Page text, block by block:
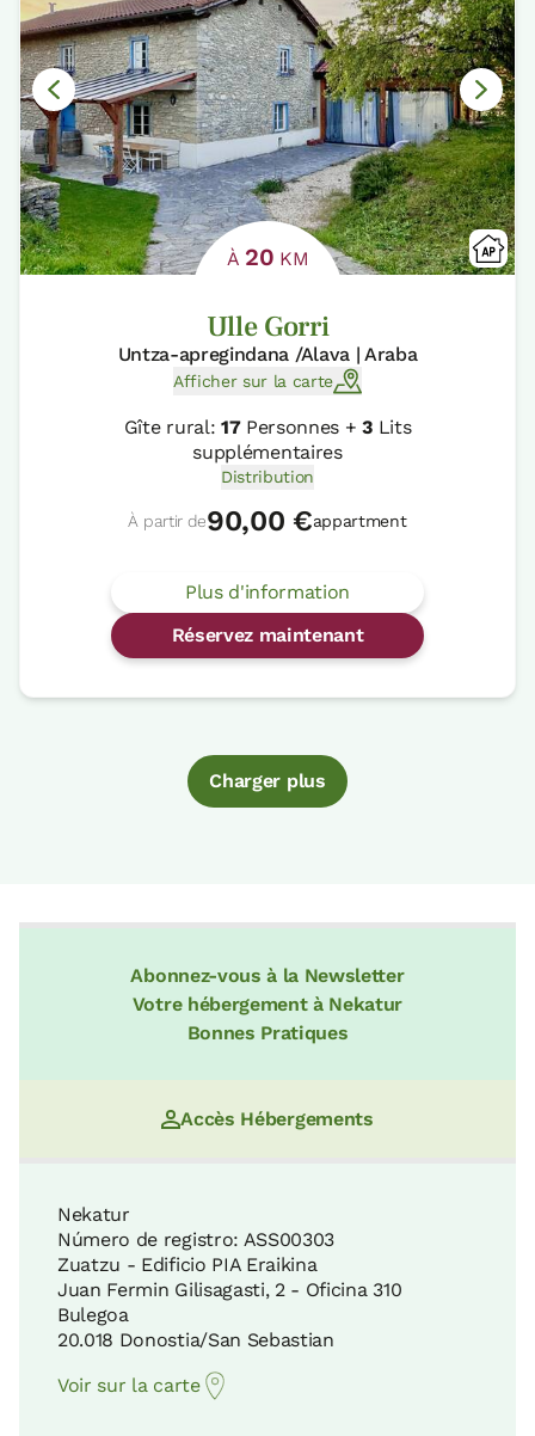
À 20 KM
Ulle Gorri
Untza-apregindana /Alava | Araba
Afficher sur la carte
Gîte rural: 17Personnes +3Lits
supplémentaires
Distribution
À partir de90,00 €appartment
Plus d'information
Réservez maintenant
Charger plus
Abonnez-vous à la Newsletter
Votre hébergement à Nekatur
Bonnes Pratiques
Accès Hébergements
Nekatur
Número de registro: ASS00303
Zuatzu - Edificio PIA Eraikina
Juan Fermin Gilisagasti, 2 - Oficina 310
Bulegoa
20.018 Donostia/San Sebastian
Voir sur la carte